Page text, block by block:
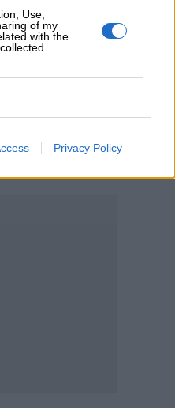
Use,
of my
with the
Privacy Policy
και ROTE 18.8% στο
και Θεραπευτικό